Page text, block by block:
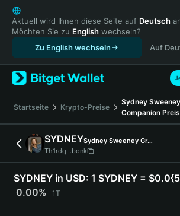
English
日本語
Tiếng Việt
Русский
Español (Latinoamérica)
Türkçe
Français
Deutsch
简体中文
繁體中文
Português (Portugal)
Bahasa Indonesia
ภาษาไทย
हिन्दी
Aktuell wird Ihnen diese Seite auf Deutsch
Möchten Sie zu English wechseln?
Zu English wechseln
Auf
Startseite Krypto-Preise
Sydney
Companion Preis
SYDNEY
Sydney Sweeney Grok Companion
Th1rdq...bonk
SYDNEY in USD: 1 SYDNEY =
0.00%
1T